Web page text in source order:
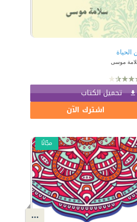
الحياة
موسى
تحميل الكتاب
اشترك الآن
مجّانًا